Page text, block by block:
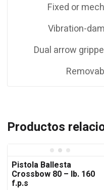
Fixed or
Vibration-
Dual arrow
Productos
Pistola Ballesta
Crossbow 80 – lb. 160
f.p.s